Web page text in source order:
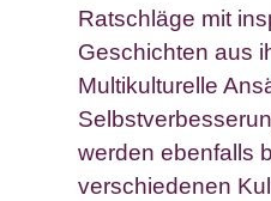
Ratschläge mit
Geschichten aus
Multikulturelle
werden ebenfalls
verschiedenen